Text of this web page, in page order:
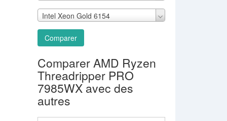
Intel Xeon Gold 6154
Comparer
Comparer AMD Ryzen
Threadripper PRO
7985WX avec des
autres